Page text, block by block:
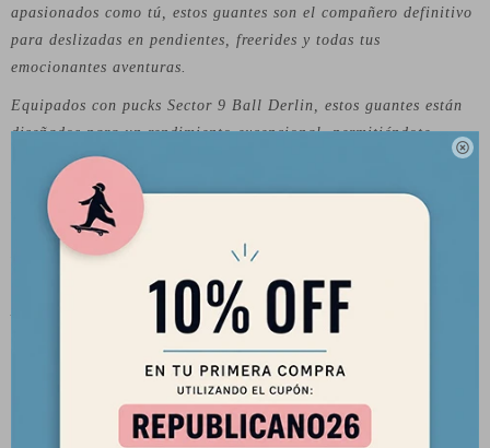

apasionados como tú, estos guantes son el compañero definitivo
para deslizadas en pendientes, freerides y todas tus
emocionantes aventuras.
Equipados con pucks Sector 9 Ball Derlin, estos guantes están
diseñados para un rendimiento excepcional, permitiéndote
deslizarte con confianza y control a través de cada giro.
Experimenta un confort sin igual con los paneles de neopreno
que brindan un ajuste cómodo y mejoran tu agarre en la tabla.
La espuma anti-vibración en la palma absorbe los impactos,
asegurando que tus manos se mantengan cómodas incluso en
garantiza un ajuste seguro y personalizable, brindándote la
libertad para montar con precisión y destreza.
Construidos para resistir las exigencias de tus aventuras de